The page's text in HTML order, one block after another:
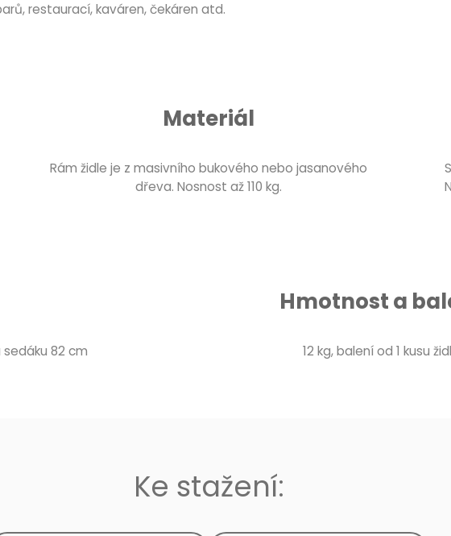
restaurací, kaváren, čekáren atd.
Materiál
Rám židle je z masivního bukového nebo jasanového
dřeva. Nosnost až 110 kg.
sedáku 82 cm
Hmotnost a
12 kg, balení od 1 kusu
Ke stažení: